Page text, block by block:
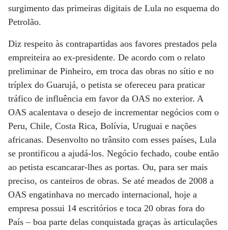
surgimento das primeiras digitais de Lula no esquema do
Petrolão.
Diz respeito às contrapartidas aos favores prestados pela
empreiteira ao ex-presidente. De acordo com o relato
preliminar de Pinheiro, em troca das obras no sítio e no
tríplex do Guarujá, o petista se ofereceu para praticar
tráfico de influência em favor da OAS no exterior. A
OAS acalentava o desejo de incrementar negócios com o
Peru, Chile, Costa Rica, Bolívia, Uruguai e nações
africanas. Desenvolto no trânsito com esses países, Lula
se prontificou a ajudá-los. Negócio fechado, coube então
ao petista escancarar-lhes as portas. Ou, para ser mais
preciso, os canteiros de obras. Se até meados de 2008 a
OAS engatinhava no mercado internacional, hoje a
empresa possui 14 escritórios e toca 20 obras fora do
País – boa parte delas conquistada graças às articulações